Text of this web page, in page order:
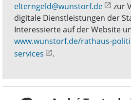
elterngeld@wunstorf.de
zur
digitale Dienstleistungen der
Interessierte auf der Website
www.wunstorf.de/rathaus-
services
.